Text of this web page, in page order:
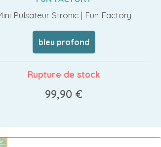
Pulsateur Stronic | Fun Factory
bleu profond
Rupture de stock
99,90 €